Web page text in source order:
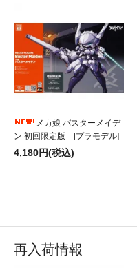
メカ娘 バスターメイデ
ン 初回限定版 [プラモデル]
4,180円(税込)
再入荷情報